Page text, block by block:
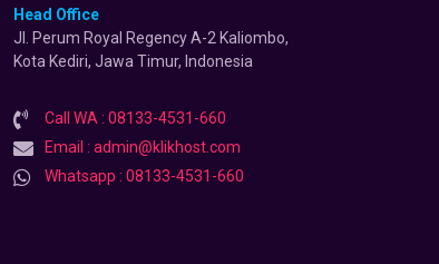
Head Office
Jl. Perum Royal Regency A-2 Kaliombo,
Kota Kediri, Jawa Timur, Indonesia
Call WA : 08133-4531-660
Email : admin@klikhost.com
Whatsapp : 08133-4531-660